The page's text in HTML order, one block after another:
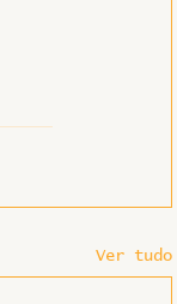
Ver tudo